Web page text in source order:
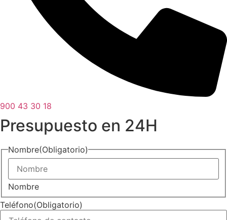
900 43 30 18
Presupuesto en 24H
Nombre(Obligatorio)
Nombre
Teléfono(Obligatorio)